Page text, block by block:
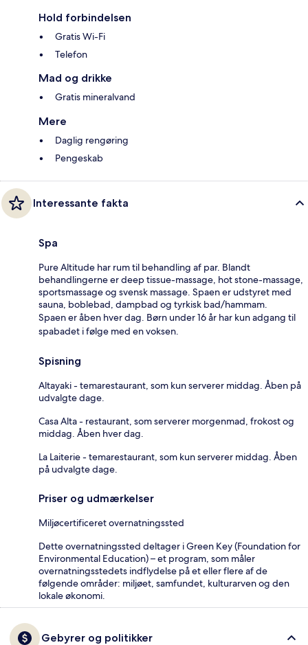
Hold forbindelsen
Gratis Wi-Fi
Telefon
Mad og drikke
Gratis mineralvand
Mere
Daglig rengøring
Pengeskab
Interessante fakta
Spa
Pure Altitude har rum til behandling af par. Blandt
behandlingerne er deep tissue-massage, hot stone-massage,
sportsmassage og svensk massage. Spaen er udstyret med
sauna, boblebad, dampbad og tyrkisk bad/hammam.
Spaen er åben hver dag. Børn under 16 år har kun adgang til
spabadet i følge med en voksen.
Spisning
Altayaki - temarestaurant, som kun serverer middag. Åben på
udvalgte dage.
Casa Alta - restaurant, som serverer morgenmad, frokost og
middag. Åben hver dag.
La Laiterie - temarestaurant, som kun serverer middag. Åben
på udvalgte dage.
Priser og udmærkelser
Miljøcertificeret overnatningssted
Dette overnatningssted deltager i Green Key (Foundation for
Environmental Education) – et program, som måler
overnatningsstedets indflydelse på et eller flere af de
følgende områder: miljøet, samfundet, kulturarven og den
lokale økonomi.
Gebyrer og politikker